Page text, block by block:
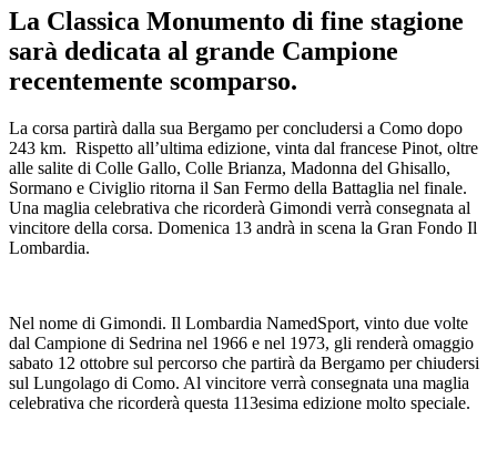
La Classica Monumento di fine stagione
sarà dedicata al grande Campione
recentemente scomparso.
La corsa partirà dalla sua Bergamo per concludersi a Como dopo
243 km. Rispetto all’ultima edizione, vinta dal francese Pinot, oltre
alle salite di Colle Gallo, Colle Brianza, Madonna del Ghisallo,
Sormano e Civiglio ritorna il San Fermo della Battaglia nel finale.
Una maglia celebrativa che ricorderà Gimondi verrà consegnata al
vincitore della corsa. Domenica 13 andrà in scena la Gran Fondo Il
Lombardia.
Nel nome di Gimondi. Il Lombardia NamedSport, vinto due volte
dal Campione di Sedrina nel 1966 e nel 1973, gli renderà omaggio
sabato 12 ottobre sul percorso che partirà da Bergamo per chiudersi
sul Lungolago di Como. Al vincitore verrà consegnata una maglia
celebrativa che ricorderà questa 113esima edizione molto speciale.